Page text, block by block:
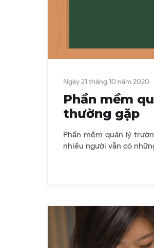
Ngày 21 tháng 10 năm 2020
Phần mềm
thường gặp
Phần mềm quản lý
nhiều người vẫn có